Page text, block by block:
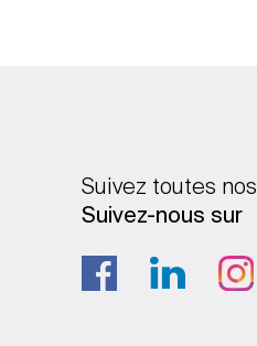
Suivez toutes
Suivez-nous sur